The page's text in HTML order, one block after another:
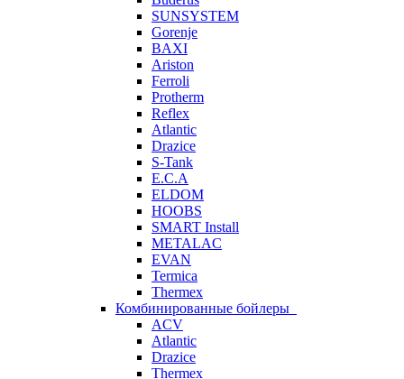
SUNSYSTEM
Gorenje
BAXI
Ariston
Ferroli
Protherm
Reflex
Atlantic
Drazice
S-Tank
E.C.A
ELDOM
HOOBS
SMART Install
METALAC
EVAN
Termica
Thermex
Комбинированные бойлеры
ACV
Atlantic
Drazice
Thermex